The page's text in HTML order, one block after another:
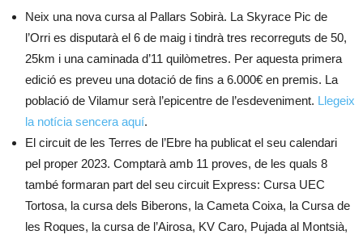
Neix una nova cursa al Pallars Sobirà. La Skyrace Pic de
l’Orri es disputarà el 6 de maig i tindrà tres recorreguts de 50,
25km i una caminada d’11 quilòmetres. Per aquesta primera
edició es preveu una dotació de fins a 6.000€ en premis. La
població de Vilamur serà l’epicentre de l’esdeveniment. Llegeix
la notícia sencera aquí.
El circuit de les Terres de l’Ebre ha publicat el seu calendari
pel proper 2023. Comptarà amb 11 proves, de les quals 8
també formaran part del seu circuit Express: Cursa UEC
Tortosa, la cursa dels Biberons, la Cameta Coixa, la Cursa de
les Roques, la cursa de l’Airosa, KV Caro, Pujada al Montsià,